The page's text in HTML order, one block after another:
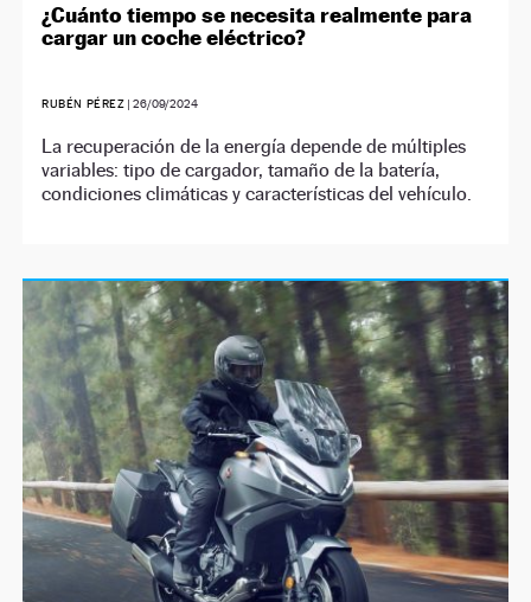
¿Cuánto tiempo se necesita realmente para
cargar un coche eléctrico?
RUBÉN PÉREZ |26/09/2024
La recuperación de la energía depende de múltiples
variables: tipo de cargador, tamaño de la batería,
condiciones climáticas y características del vehículo.